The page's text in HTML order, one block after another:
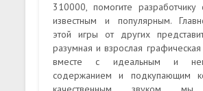
310000, помогите разработчику
известным и популярным.
этой игры от других
разумная и взрослая
вместе с идеальным и
содержанием и подкупающим